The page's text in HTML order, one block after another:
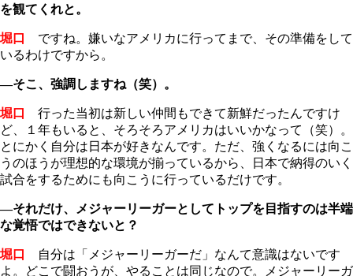
を観てくれと。
堀口
ですね。嫌いなアメリカに行ってまで、その準備をして
いるわけですから。
―そこ、強調しますね（笑）。
堀口
行った当初は新しい仲間もできて新鮮だったんですけ
ど、１年もいると、そろそろアメリカはいいかなって（笑）。
とにかく自分は日本が好きなんです。ただ、強くなるには向こ
うのほうが理想的な環境が揃っているから、日本で納得のいく
試合をするためにも向こうに行っているだけです。
―それだけ、メジャーリーガーとしてトップを目指すのは半端
な覚悟ではできないと？
堀口
自分は「メジャーリーガーだ」なんて意識はないです
よ。どこで闘おうが、やることは同じなので。メジャーリーガ